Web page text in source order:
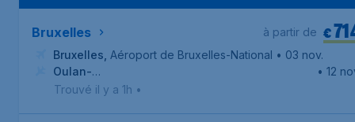
Bruxelles €
à partir de
Bruxelles Aéroport de Bruxelles-National • 03 nov.
Oulan-
Bator, Aéroport international d'Oulan-Bator
• 12
Trouvé il y a 1h •